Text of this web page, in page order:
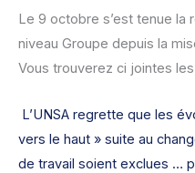
Le 9 octobre s’est tenue la
niveau Groupe depuis la
Vous trouverez ci jointes
L’UNSA regrette que les
vers le haut » suite au
de travail soient exclues …